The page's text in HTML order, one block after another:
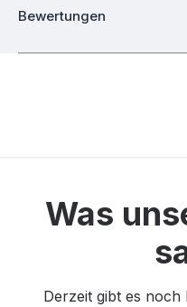
Bewertungen
Was
Derzeit gibt es noch